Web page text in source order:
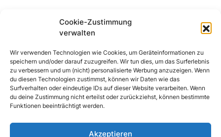
Cookie-Zustimmung
verwalten
Wir verwenden Technologien wie Cookies, um Geräteinformationen zu
speichern und/oder darauf zuzugreifen. Wir tun dies, um das Surferlebnis
zu verbessern und um (nicht) personalisierte Werbung anzuzeigen. Wenn
du diesen Technologien zustimmst, können wir Daten wie das
Surfverhalten oder eindeutige IDs auf dieser Website verarbeiten. Wenn
du deine Zustimmung nicht erteilst oder zurückziehst, können bestimmte
Funktionen beeinträchtigt werden.
Akzeptieren